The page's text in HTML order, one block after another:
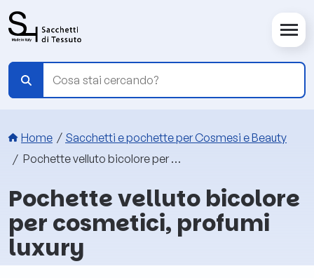
Briciole di pane
Home
Sacchetti e pochette per Cosmesi e Beauty
Pochette velluto bicolore per cosmetici, profumi luxury
Pochette velluto bicolore
per cosmetici, profumi
luxury